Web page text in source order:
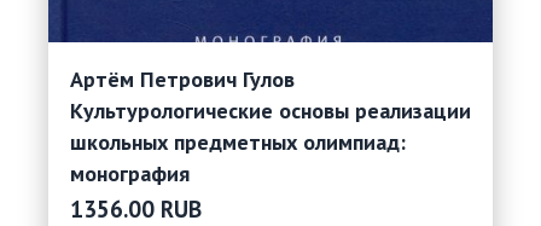
Артём Петрович Гулов
Культурологические основы реализации
школьных предметных олимпиад:
монография
1356.00 RUB